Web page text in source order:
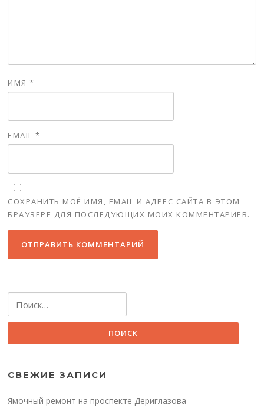
ИМЯ*
EMAIL*
СОХРАНИТЬ МОЁ ИМЯ, EMAIL И АДРЕС САЙТА В ЭТОМ
БРАУЗЕРЕ ДЛЯ ПОСЛЕДУЮЩИХ МОИХ КОММЕНТАРИЕВ.
СВЕЖИЕ ЗАПИСИ
Ямочный ремонт на проспекте Дериглазова